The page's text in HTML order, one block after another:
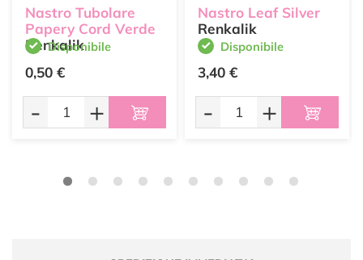
Nastro Tubolare
Papery Cord Verde
Renkalik
Disponibile
0,50 €
- +
Nastro Leaf Silver
Renkalik
Disponibile
3,40 €
- +